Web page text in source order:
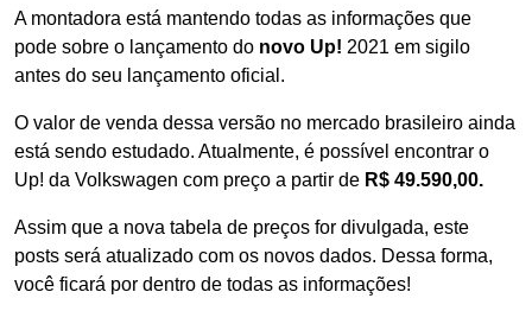
A montadora está mantendo todas as informações que
pode sobre o lançamento do novo Up! 2021 em sigilo
antes do seu lançamento oficial.
O valor de venda dessa versão no mercado brasileiro ainda
está sendo estudado. Atualmente, é possível encontrar o
Up! da Volkswagen com preço a partir de R$ 49.590,00.
Assim que a nova tabela de preços for divulgada, este
posts será atualizado com os novos dados. Dessa forma,
você ficará por dentro de todas as informações!